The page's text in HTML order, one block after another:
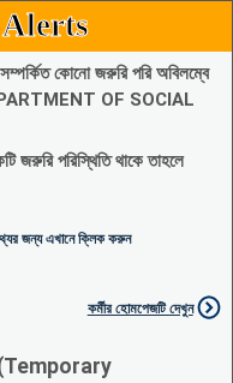
সম্পর্কিত কোনো জরুরি পরি অবিলম্বে
OF SOCIAL
জরুরি পরিস্থিতি থাকে তাহলে
জন্য এখানে ক্লিক করুন
কর্মীর হোমপেজটি দেখুন
(Temporary